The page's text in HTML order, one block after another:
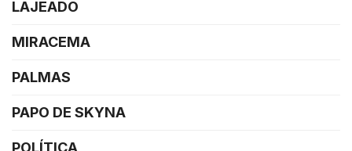
LAJEADO
MIRACEMA
PALMAS
PAPO DE SKYNA